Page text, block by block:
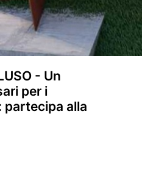
EN
- Un
per i
partecipa alla